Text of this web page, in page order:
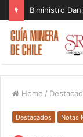
Home /
Destacados Notas